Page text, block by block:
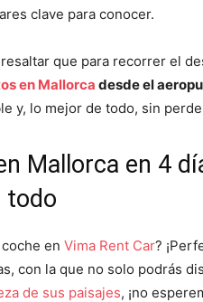
clave para conocer.
que para recorrer el
en Mallorca desde el
y, lo mejor de todo, sin
Mallorca en 4
todo
en Vima Rent Car?
con la que no solo podrás
de sus paisajes, ¡no